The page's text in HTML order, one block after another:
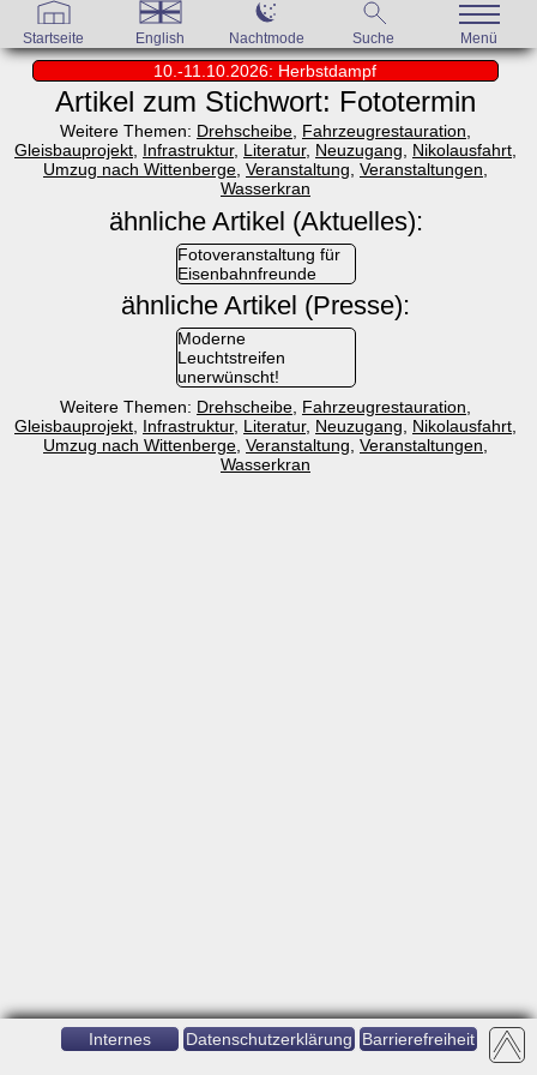
Startseite English Nachtmode Suche Menü
10.-11.10.2026: Herbstdampf
Artikel zum Stichwort: Fototermin
Weitere Themen: Drehscheibe Fahrzeugrestauration
Gleisbauprojekt Infrastruktur, Literatur, Neuzugang Nikolausfahrt
Umzug nach Wittenberge Veranstaltung Veranstaltungen
Wasserkran
ähnliche Artikel (Aktuelles):
Fotoveranstaltung für
Eisenbahnfreunde
ähnliche Artikel (Presse):
Moderne
Leuchtstreifen
unerwünscht!
Weitere Themen: Drehscheibe Fahrzeugrestauration
Gleisbauprojekt Infrastruktur, Literatur, Neuzugang Nikolausfahrt
Umzug nach Wittenberge Veranstaltung Veranstaltungen
Wasserkran
Internes Datenschutzerklärung Barrierefreiheit